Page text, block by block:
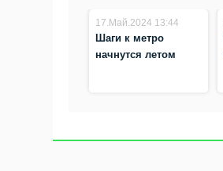
17.Май.2024 13:44
Шаги к метро
начнутся летом